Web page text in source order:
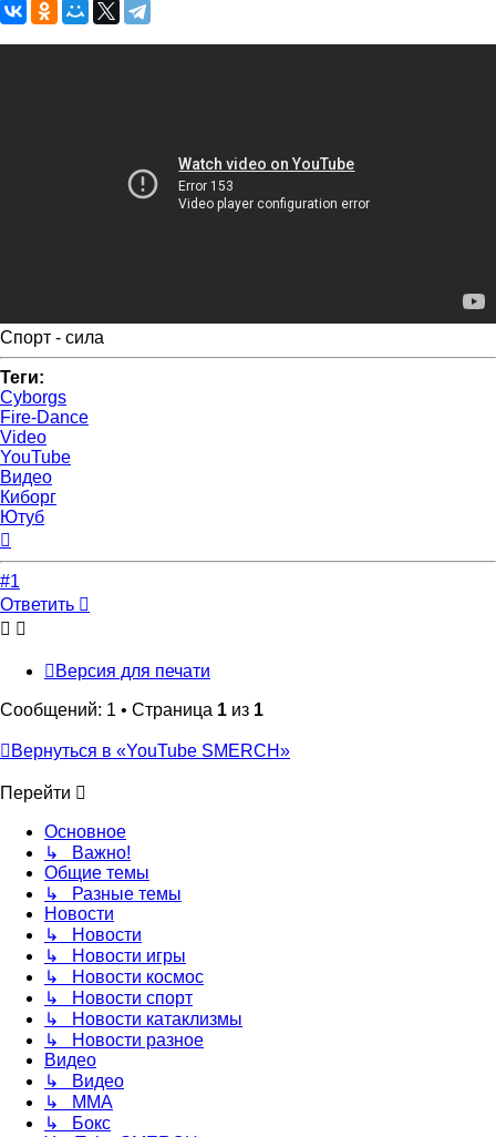
Спорт - сила
Теги:
Cyborgs
Fire-Dance
Video
YouTube
Видео
Киборг
Ютуб
началу
#1
Ответить
Версия для печати
Сообщений: 1 • Страница 1 из 1
Вернуться в «YouTube SMERCH»
Перейти
Основное
↳ Важно!
Общие темы
↳ Разные темы
Новости
↳ Новости
↳ Новости игры
↳ Новости космос
↳ Новости спорт
↳ Новости катаклизмы
↳ Новости разное
Видео
↳ Видео
↳ ММА
↳ Бокс